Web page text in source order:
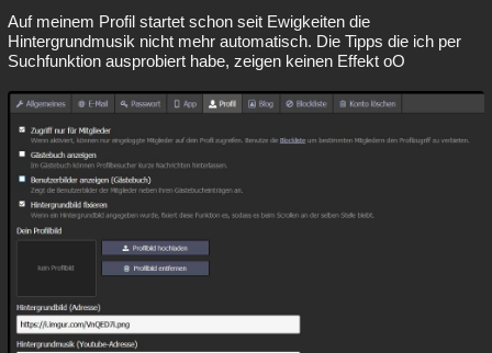
Auf meinem Profil startet schon seit Ewigkeiten die
Hintergrundmusik nicht mehr automatisch. Die Tipps die ich per
Suchfunktion ausprobiert habe, zeigen keinen Effekt oO